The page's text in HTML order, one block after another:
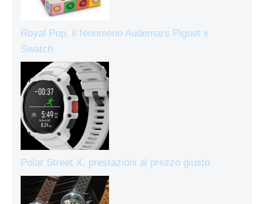
Royal Pop, il fenomeno Audemars Piguet x
Swatch
Polar Street X, prestazioni al prezzo giusto